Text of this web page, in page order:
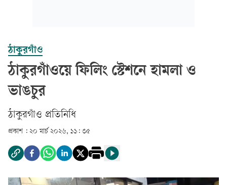
ঠাকুরগাঁও
ঠাকুরগাঁওয়ে ফিলিং স্টেশনে হামলা ও
ভাঙচুর
ঠাকুরগাঁও প্রতিনিধি
প্রকাশ : ২০ মার্চ ২০২৬, ১১: ৩৫